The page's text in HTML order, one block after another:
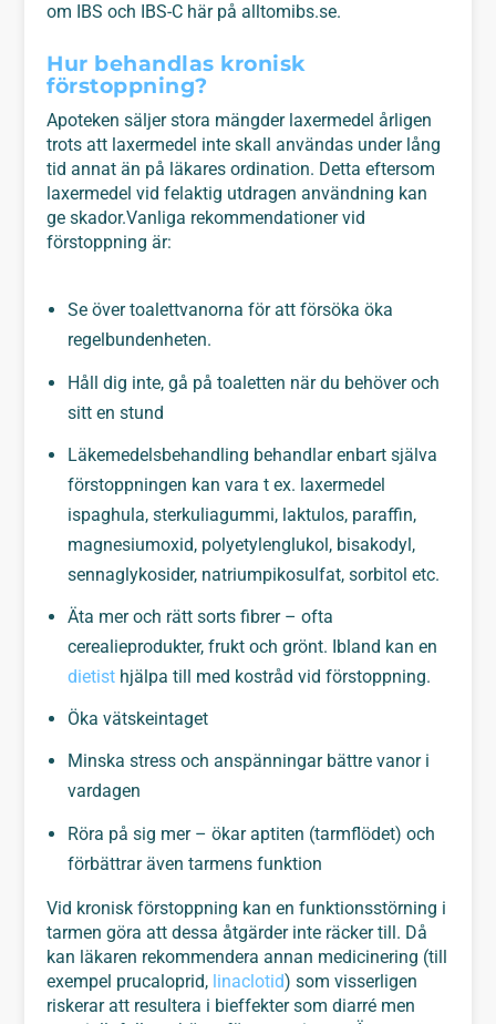
om IBS och IBS-C här på alltomibs.se.
Hur behandlas kronisk
förstoppning?
Apoteken säljer stora mängder laxermedel årligen
trots att laxermedel inte skall användas under lång
tid annat än på läkares ordination. Detta eftersom
laxermedel vid felaktig utdragen användning kan
ge skador.Vanliga rekommendationer vid
förstoppning är:
Se över toalettvanorna för att försöka öka
regelbundenheten.
Håll dig inte, gå på toaletten när du behöver och
sitt en stund
Läkemedelsbehandling behandlar enbart själva
förstoppningen kan vara t ex. laxermedel
ispaghula, sterkuliagummi, laktulos, paraffin,
magnesiumoxid, polyetylenglukol, bisakodyl,
sennaglykosider, natriumpikosulfat, sorbitol etc.
Äta mer och rätt sorts fibrer – ofta
cerealieprodukter, frukt och grönt. Ibland kan en
dietist hjälpa till med kostråd vid förstoppning.
Öka vätskeintaget
Minska stress och anspänningar bättre vanor i
vardagen
Röra på sig mer – ökar aptiten (tarmflödet) och
förbättrar även tarmens funktion
Vid kronisk förstoppning kan en funktionsstörning i
tarmen göra att dessa åtgärder inte räcker till. Då
kan läkaren rekommendera annan medicinering (till
exempel prucaloprid, linaclotid) som visserligen
riskerar att resultera i bieffekter som diarré men